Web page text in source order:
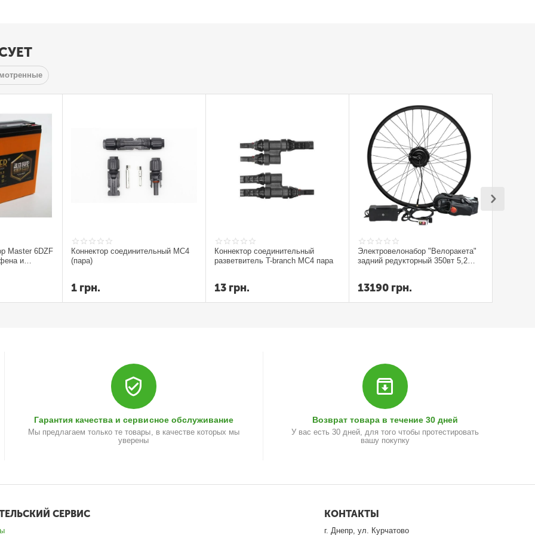
Master 6DZF
и
Коннектор соединительный MC4
(пара)
1 грн.
Коннектор соединительный
разветвитель T-branch MC4 пара
13 грн.
Электровелонабор "Велоракета"
задний редукторный 350вт 5,2
13190 грн.
Гарантия качества и сервисное обслуживание
Мы предлагаем только те товары, в качестве которых мы
уверены
Возврат товара в течение 30 дней
У вас есть 30 дней, для того чтобы протестировать
вашу покупку
СЕРВИС КОНТАКТЫ
г. Днепр, ул. Курчатово